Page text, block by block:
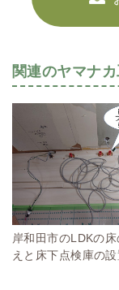
関連のヤマナ
岸和田市のLDKの
えと床下点検庫の